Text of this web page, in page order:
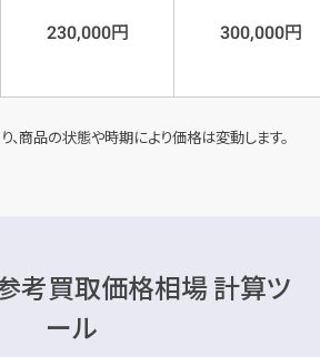
230,000円 300,000円
商品の状態や時期により価格は変動します。
考買取価格相場 計算ツ
ール